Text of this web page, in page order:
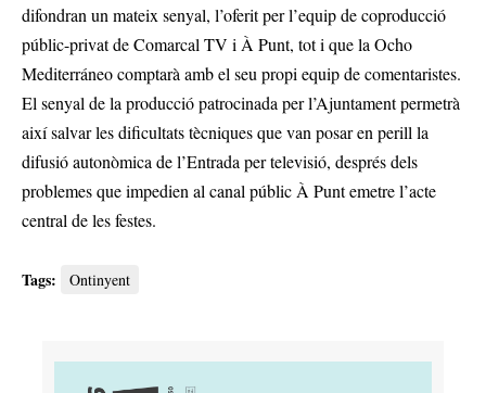
difondran un mateix senyal, l’oferit per l’equip de coproducció
públic-privat de Comarcal TV i À Punt, tot i que la Ocho
Mediterráneo comptarà amb el seu propi equip de comentaristes.
El senyal de la producció patrocinada per l’Ajuntament permetrà
així salvar les dificultats tècniques que van posar en perill la
difusió autonòmica de l’Entrada per televisió, després dels
problemes que impedien al canal públic À Punt emetre l’acte
central de les festes.
Tags: Ontinyent